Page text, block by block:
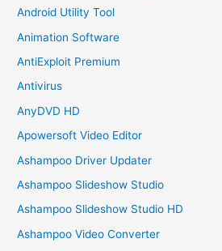
Android Utility Tool
Animation Software
AntiExploit Premium
Antivirus
AnyDVD HD
Apowersoft Video Editor
Ashampoo Driver Updater
Ashampoo Slideshow Studio
Ashampoo Slideshow Studio HD
Ashampoo Video Converter